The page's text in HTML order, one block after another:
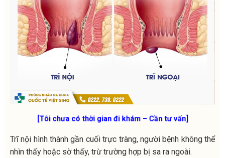
[Tôi chưa có thời gian đi khám – Cần tư vấn]
Trĩ nội hình thành gần cuối trực tràng, người bệnh không thể
nhìn thấy hoặc sờ thấy, trừ trường hợp bị sa ra ngoài.